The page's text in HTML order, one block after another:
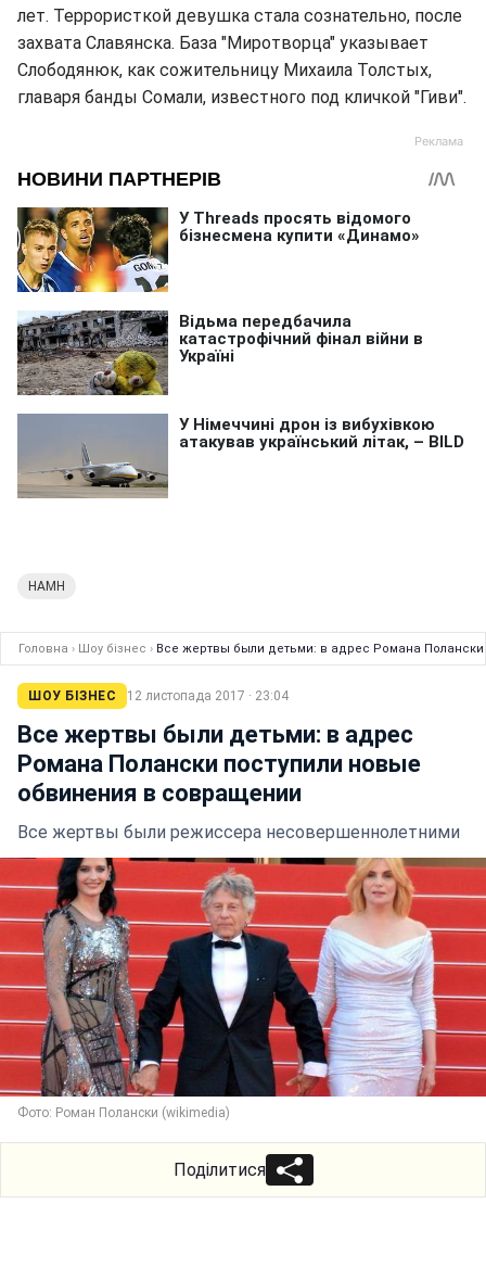
лет. Террористкой девушка стала сознательно, после
захвата Славянска. База "Миротворца" указывает
Слободянюк, как сожительницу Михаила Толстых,
главаря банды Сомали, известного под кличкой "Гиви".
НАМН
Головна › Шоу бізнес › Все жертвы были детьми: в адрес Романа
ШОУ БІЗНЕС 12 листопада 2017 · 23:04
Все жертвы были детьми: в адрес
Романа Полански поступили новые
обвинения в совращении
Все жертвы были режиссера несовершеннолетними
Фото: Роман Полански (wikimedia)
Поділитися